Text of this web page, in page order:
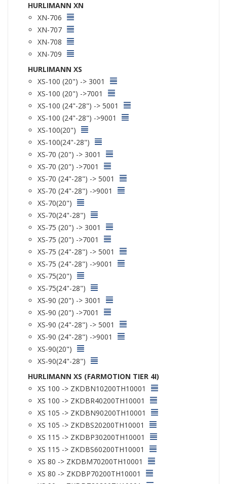
HURLIMANN XN
XN-706
XN-707
XN-708
XN-709
HURLIMANN XS
XS-100 (20") -> 3001
XS-100 (20") ->7001
XS-100 (24"-28") -> 5001
XS-100 (24"-28") ->9001
XS-100(20")
XS-100(24"-28")
XS-70 (20") -> 3001
XS-70 (20") ->7001
XS-70 (24"-28") -> 5001
XS-70 (24"-28") ->9001
XS-70(20")
XS-70(24"-28")
XS-75 (20") -> 3001
XS-75 (20") ->7001
XS-75 (24"-28") -> 5001
XS-75 (24"-28") ->9001
XS-75(20")
XS-75(24"-28")
XS-90 (20") -> 3001
XS-90 (20") ->7001
XS-90 (24"-28") -> 5001
XS-90 (24"-28") ->9001
XS-90(20")
XS-90(24"-28")
HURLIMANN XS (FARMOTION TIER 4I)
XS 100 -> ZKDBN10200TH10001
XS 100 -> ZKDBR40200TH10001
XS 105 -> ZKDBN90200TH10001
XS 105 -> ZKDBS20200TH10001
XS 115 -> ZKDBP30200TH10001
XS 115 -> ZKDBS60200TH10001
XS 80 -> ZKDBM70200TH10001
XS 80 -> ZKDBP70200TH10001